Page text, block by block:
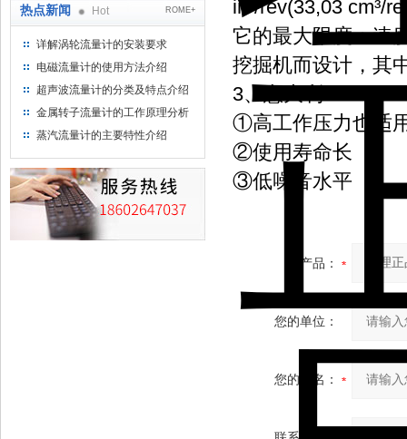
热点新闻 Hot ROME+
详解涡轮流量计的安装要求
电磁流量计的使用方法介绍
超声波流量计的分类及特点介绍
金属转子流量计的工作原理分析
蒸汽流量计的主要特性介绍
in³/rev(33,03 cm³/
它的最大限度：速
挖掘机而设计，其
3、意大利
①高工作压力也适
②使用寿命长
③低噪音水平
产品：
您的单位：
您的姓名：